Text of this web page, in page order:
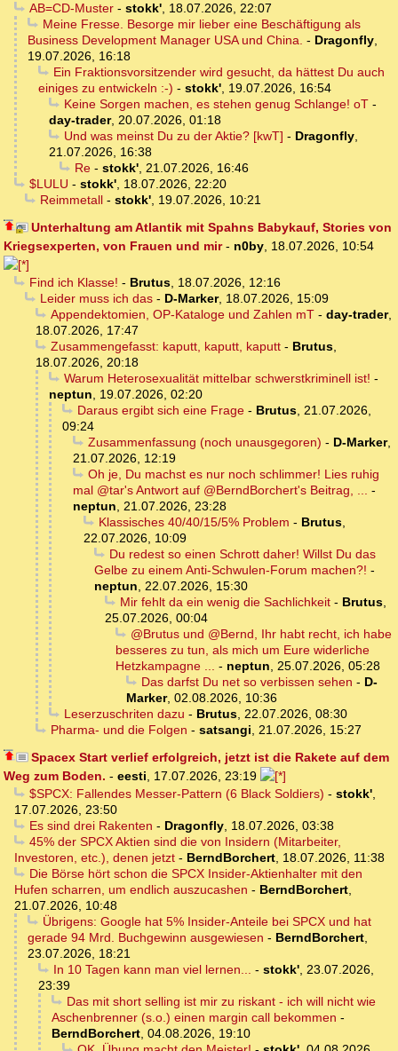
AB=CD-Muster- stokk', 18.07.2026, 22:07
Meine Fresse. Besorge mir lieber eine Beschäftigung als
Business Development Manager USA und China. - Dragonfly,
19.07.2026, 16:18
Ein Fraktionsvorsitzender wird gesucht, da hättest Du auch
einiges zu entwickeln :-) - stokk', 19.07.2026, 16:54
Keine Sorgen machen, es stehen genug Schlange! oT-
day-trader, 20.07.2026, 01:18
Und was meinst Du zu der Aktie? [kwT] - Dragonfly,
21.07.2026, 16:38
Re- stokk', 21.07.2026, 16:46
$LULU - stokk', 18.07.2026, 22:20
Reimmetall- stokk', 19.07.2026, 10:21
Unterhaltung am Atlantik mit Spahns Babykauf, Stories von
Kriegsexperten, von Frauen und mir- n0by, 18.07.2026, 10:54
Find ich Klasse! - Brutus, 18.07.2026, 12:16
Leider muss ich das- D-Marker, 18.07.2026, 15:09
Appendektomien, OP-Kataloge und Zahlen mT- day-trader,
18.07.2026, 17:47
Zusammengefasst: kaputt, kaputt, kaputt- Brutus,
18.07.2026, 20:18
Warum Heterosexualität mittelbar schwerstkriminell ist! -
neptun, 19.07.2026, 02:20
Daraus ergibt sich eine Frage- Brutus, 21.07.2026,
09:24
Zusammenfassung (noch unausgegoren) - D-Marker,
21.07.2026, 12:19
Oh je, Du machst es nur noch schlimmer! Lies ruhig
mal @tar's Antwort auf @BerndBorchert's Beitrag, ... -
neptun, 21.07.2026, 23:28
Klassisches 40/40/15/5% Problem - Brutus,
22.07.2026, 10:09
Du redest so einen Schrott daher! Willst Du das
Gelbe zu einem Anti-Schwulen-Forum machen?! -
neptun, 22.07.2026, 15:30
Mir fehlt da ein wenig die Sachlichkeit- Brutus,
25.07.2026, 00:04
@Brutus und @Bernd, Ihr habt recht, ich habe
besseres zu tun, als mich um Eure widerliche
Hetzkampagne ... - neptun, 25.07.2026, 05:28
Das darfst Du net so verbissen sehen - D-
Marker, 02.08.2026, 10:36
Leserzuschriten dazu - Brutus, 22.07.2026, 08:30
Pharma- und die Folgen - satsangi, 21.07.2026, 15:27
Spacex Start verlief erfolgreich, jetzt ist die Rakete auf dem
Weg zum Boden. - eesti, 17.07.2026, 23:19
$SPCX: Fallendes Messer-Pattern (6 Black Soldiers) - stokk',
17.07.2026, 23:50
Es sind drei Rakenten - Dragonfly, 18.07.2026, 03:38
45% der SPCX Aktien sind die von Insidern (Mitarbeiter,
Investoren, etc.), denen jetzt - BerndBorchert, 18.07.2026, 11:38
Die Börse hört schon die SPCX Insider-Aktienhalter mit den
Hufen scharren, um endlich auszucashen - BerndBorchert,
21.07.2026, 10:48
Übrigens: Google hat 5% Insider-Anteile bei SPCX und hat
gerade 94 Mrd. Buchgewinn ausgewiesen - BerndBorchert,
23.07.2026, 18:21
In 10 Tagen kann man viel lernen... - stokk', 23.07.2026,
23:39
Das mit short selling ist mir zu riskant - ich will nicht wie
Aschenbrenner (s.o.) einen margin call bekommen -
BerndBorchert, 04.08.2026, 19:10